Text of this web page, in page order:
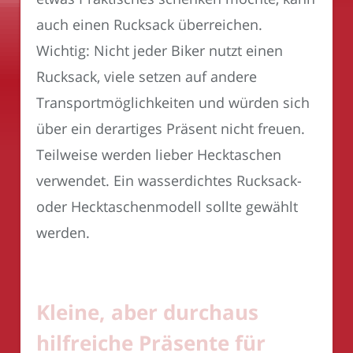
auch einen Rucksack überreichen.
Wichtig: Nicht jeder Biker nutzt einen
Rucksack, viele setzen auf andere
Transportmöglichkeiten und würden sich
über ein derartiges Präsent nicht freuen.
Teilweise werden lieber Hecktaschen
verwendet. Ein wasserdichtes Rucksack-
oder Hecktaschenmodell sollte gewählt
werden.
Kleine, aber durchaus
hilfreiche Präsente für